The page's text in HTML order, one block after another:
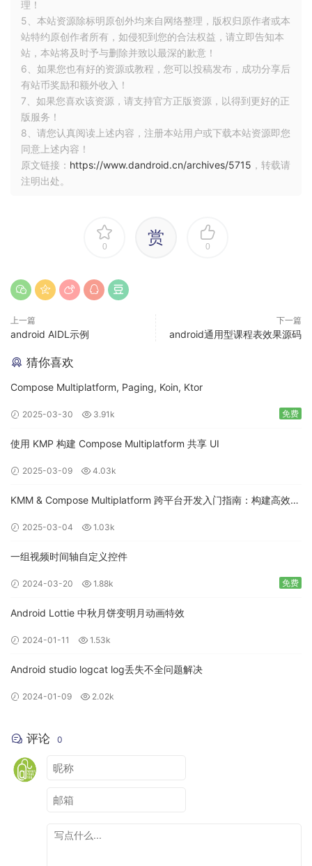
理！
5、本站资源除标明原创外均来自网络整理，版权归原作者或本
站特约原创作者所有，如侵犯到您的合法权益，请立即告知本
站，本站将及时予与删除并致以最深的歉意！
6、如果您也有好的资源或教程，您可以投稿发布，成功分享后
有站币奖励和额外收入！
7、如果您喜欢该资源，请支持官方正版资源，以得到更好的正
版服务！
8、请您认真阅读上述内容，注册本站用户或下载本站资源即您
同意上述内容！
原文链接： https://www.dandroid.cn/archives/5715 ，转载请
注明出处。
0 赏 0
上一篇
android AIDL示例
下一篇
android通用型课程表效果源码
猜你喜欢
Compose Multiplatform, Paging, Koin, Ktor
2025-03-30 3.91k 免费
使用 KMP 构建 Compose Multiplatform 共享 UI
2025-03-09 4.03k
KMM & Compose Multiplatform 跨平台开发入门指南：构建高效的
2025-03-04 1.03k
一组视频时间轴自定义控件
2024-03-20 1.88k 免费
Android Lottie 中秋月饼变明月动画特效
2024-01-11 1.53k
Android studio logcat log丢失不全问题解决
2024-01-09 2.02k
评论 0